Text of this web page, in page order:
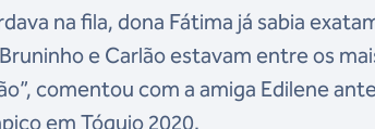
na fila, dona Fátima já sabia
e Carlão estavam entre os
comentou com a amiga Edilene
em Tóquio 2020.